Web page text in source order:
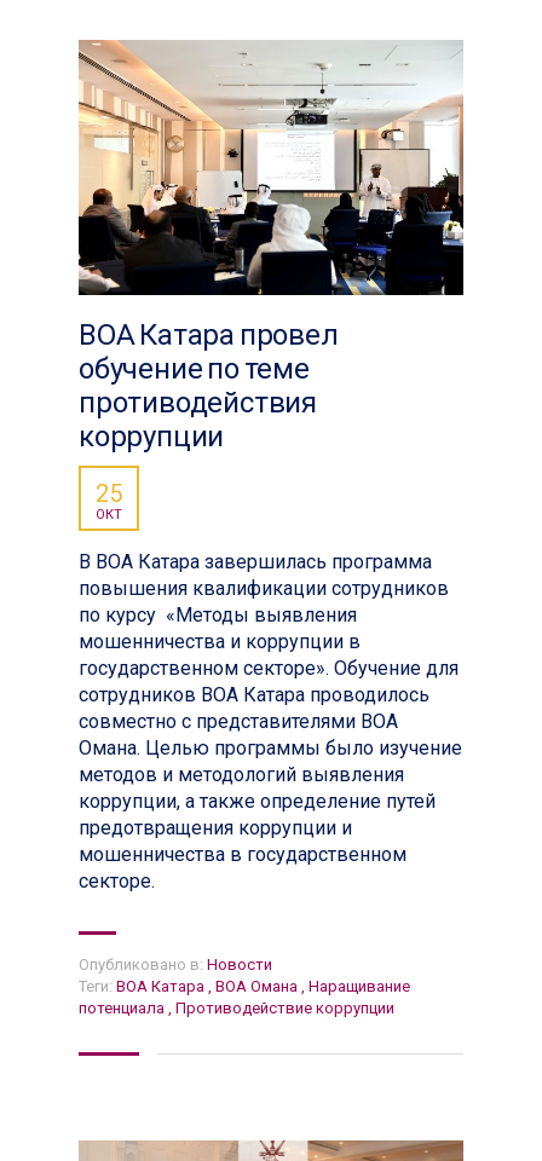
ВОА Катара провел
обучение по теме
противодействия
коррупции
25
ОКТ
В ВОА Катара завершилась программа
повышения квалификации сотрудников
по курсу «Методы выявления
мошенничества и коррупции в
государственном секторе». Обучение для
сотрудников ВОА Катара проводилось
совместно с представителями ВОА
Омана. Целью программы было изучение
методов и методологий выявления
коррупции, а также определение путей
предотвращения коррупции и
мошенничества в государственном
секторе.
Опубликовано в: Новости
Теги: ВОА Катара , ВОА Омана , Наращивание
потенциала , Противодействие коррупции